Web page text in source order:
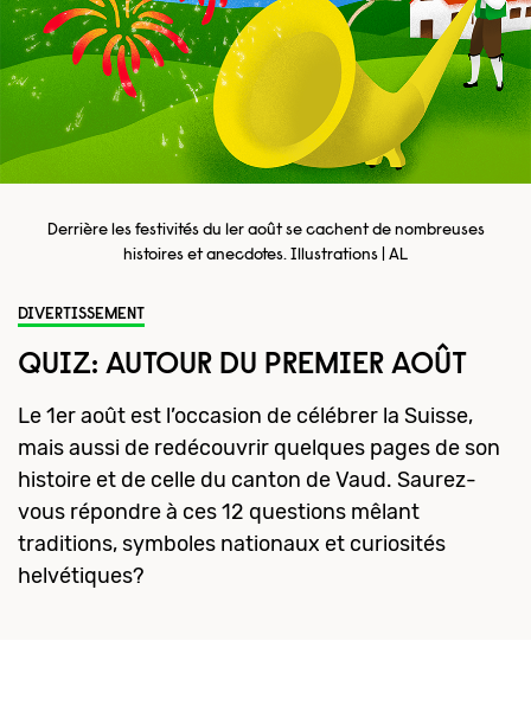
Derrière les festivités du 1er août se cachent de nombreuses
histoires et anecdotes. Illustrations | AL
DIVERTISSEMENT
QUIZ: AUTOUR DU PREMIER AOÛT
Le 1er août est l’occasion de célébrer la Suisse,
mais aussi de redécouvrir quelques pages de son
histoire et de celle du canton de Vaud. Saurez-
vous répondre à ces 12 questions mêlant
traditions, symboles nationaux et curiosités
helvétiques?